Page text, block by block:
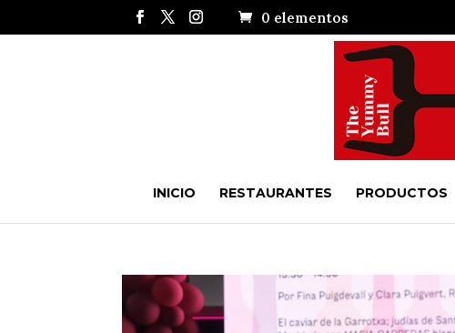
0 elementos
INICIO RESTAURANTES PRODUCTOS